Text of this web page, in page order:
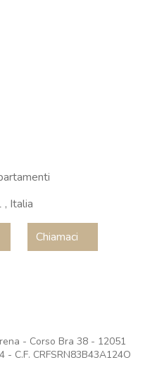
Italia
Chiamaci
- Corso Bra 38 - 12051
C.F. CRFSRN83B43A124O